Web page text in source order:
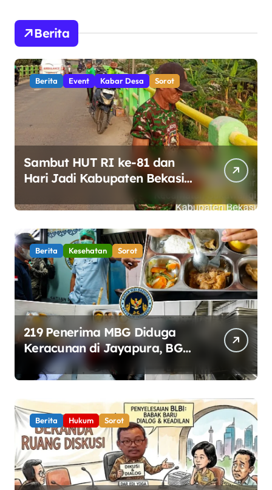
Berita
Berita Event Kabar Desa Sorot
Sambut HUT RI ke-81 dan
Hari Jadi Kabupaten Bekasi
ke-76, Pemdes Muara bakti
Gotong Royong Percantik
Jembatan CBL
Berita Kesehatan Sorot
219 Penerima MBG Diduga
Keracunan di Jayapura, BGN
Perketat Pengawasan
Keamanan Pangan
Berita Hukum Sorot